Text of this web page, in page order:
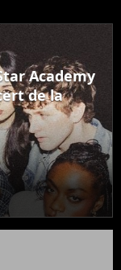
Academy
de la